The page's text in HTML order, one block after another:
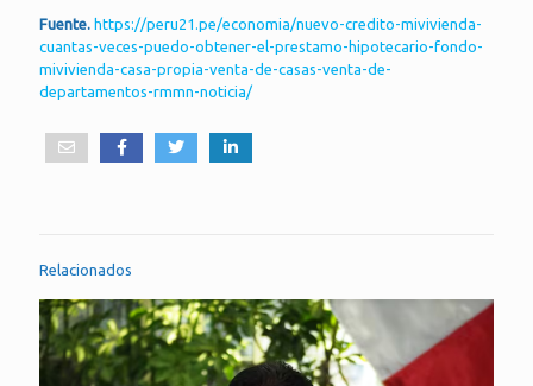
Fuente. https://peru21.pe/economia/nuevo-credito-mivivienda-
cuantas-veces-puedo-obtener-el-prestamo-hipotecario-fondo-
mivivienda-casa-propia-venta-de-casas-venta-de-
departamentos-rmmn-noticia/
Relacionados